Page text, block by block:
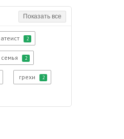
Показать все
атеист 2
семья 2
грехи 2